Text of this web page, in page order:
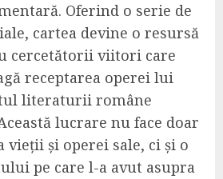
Oferind o serie de
cartea devine o resursă
cercetătorii viitori care
receptarea operei lui
literaturii române
lucrare nu face doar
vieții și operei sale, ci și o
pe care l-a avut asupra